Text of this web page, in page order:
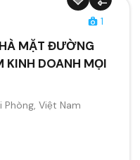
1
MẶT ĐƯỜNG
KINH DOANH MỌI
Phòng, Việt Nam